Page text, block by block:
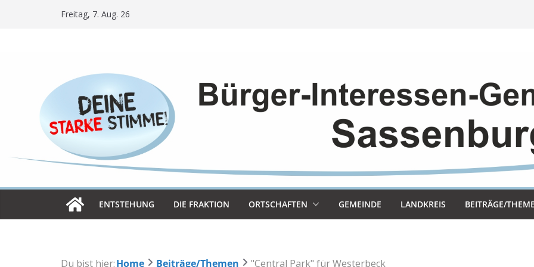
Freitag, 7. Aug. 26
ENT­STE­HUNG DIE FRAK­TION ORT­SCHAF­TEN GEMEINDE LAND­KREIS BEITRÄGE/
Du bist hier:Home Beiträge/Themen "Central Park" für Westerbeck